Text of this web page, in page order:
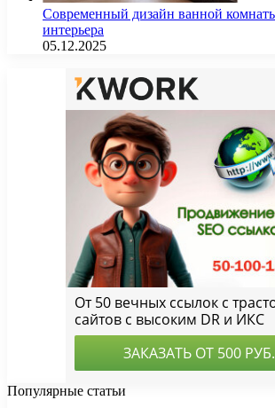
Современный дизайн ванной
интерьера
05.12.2025
Популярные статьи